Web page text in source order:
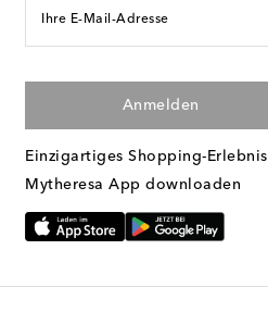
Ihre E-Mail-Adresse
Anmelden
Einzigartiges Shopping-Erlebnis
Mytheresa App downloaden